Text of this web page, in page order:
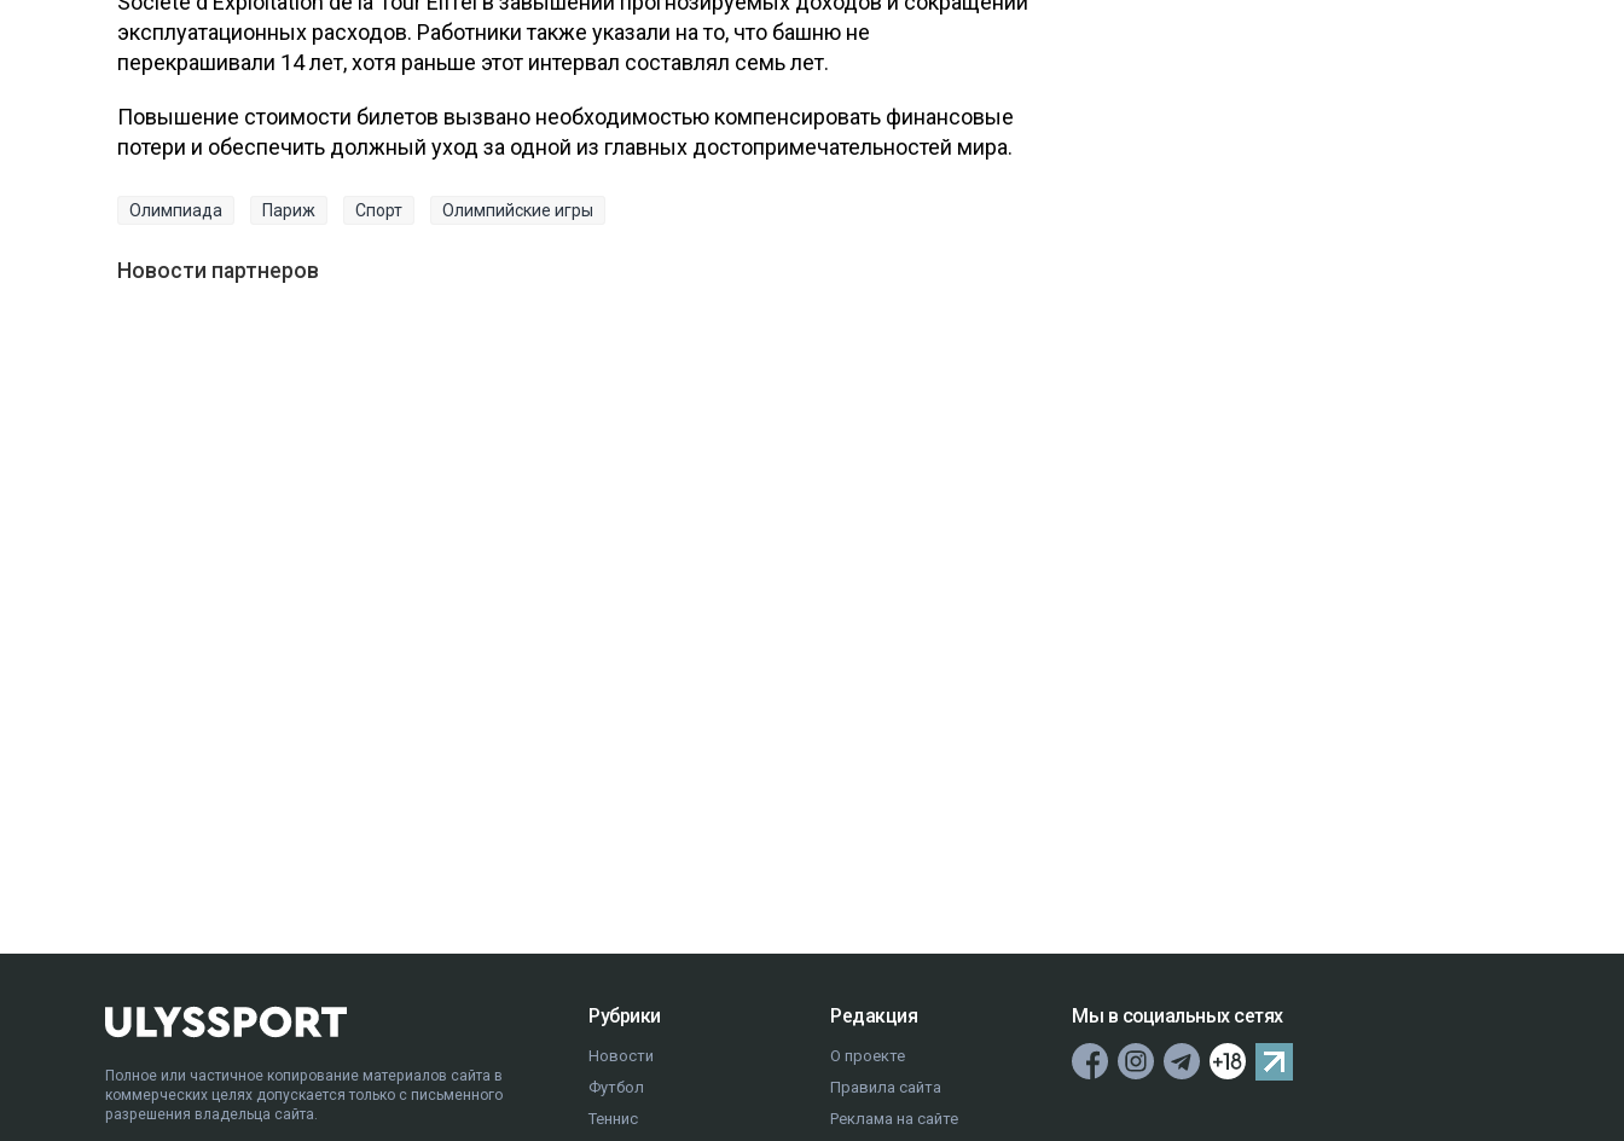
эксплуатационных расходов. Работники также указали на то, что башню не
перекрашивали 14 лет, хотя раньше этот интервал составлял семь лет.
Повышение стоимости билетов вызвано необходимостью компенсировать финансовые
потери и обеспечить должный уход за одной из главных достопримечательностей мира.
Олимпиада Париж Спорт Олимпийские игры
Новости партнеров
Полное или частичное копирование материалов сайта в
коммерческих целях допускается только с письменного
разрешения владельца сайта.
Рубрики
Новости
Футбол
Теннис
Редакция
О проекте
Правила сайта
Реклама на сайте
Мы в социальных сетях